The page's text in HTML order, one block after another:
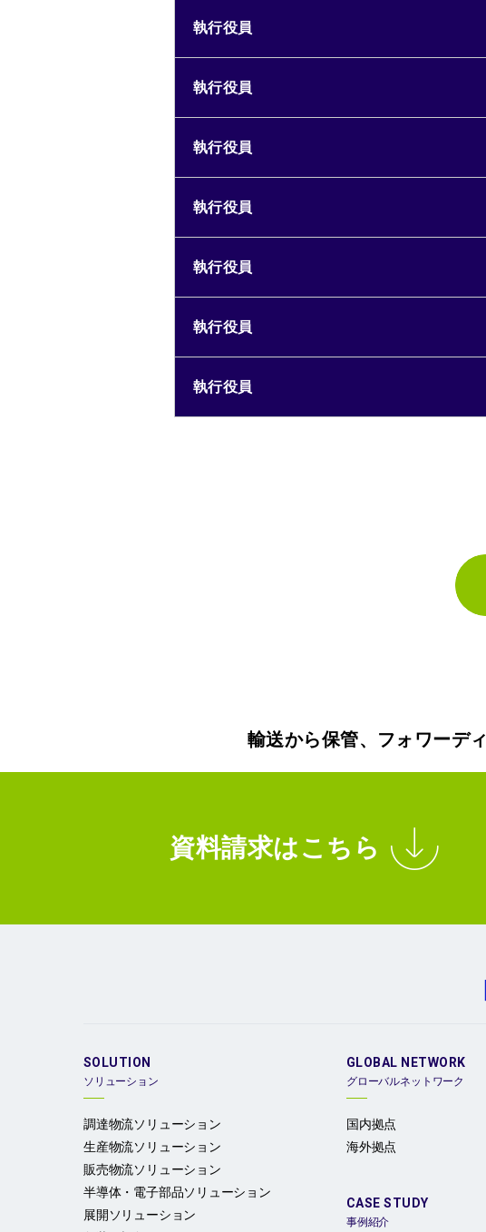
執行役員
執行役員
執行役員
執行役員
執行役員
執行役員
執行役員
輸送から保管、フォワーデ
資料請求はこちら
SOLUTION
ソリューション
調達物流ソリューション
生産物流ソリューション
販売物流ソリューション
半導体・電子部品ソリューション
展開ソリューション
GLOBAL NETWORK
グローバルネットワーク
国内拠点
海外拠点
CASE STUDY
事例紹介